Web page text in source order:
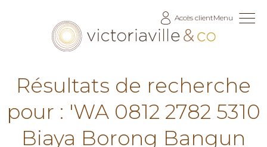
Accès clientMenu
Résultats de recherche
pour : 'WA 0812 2782 5310
Biaya Borong Bangun